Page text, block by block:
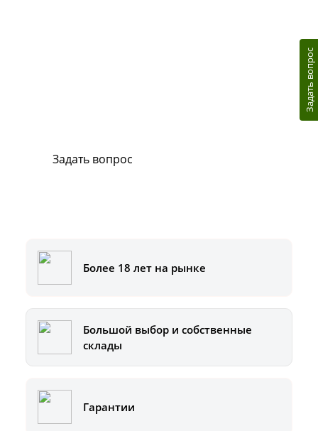
Задать вопрос
Более 18 лет на рынке
Большой выбор и собственные
склады
Гарантии
Задать вопрос